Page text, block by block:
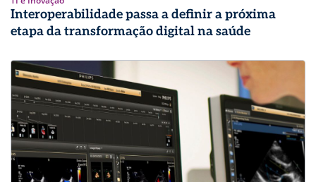
Interoperabilidade passa a definir a próxima
etapa da transformação digital na saúde